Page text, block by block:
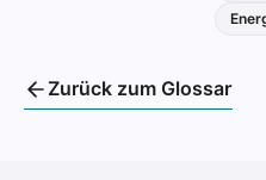
Zurück zum Glossar